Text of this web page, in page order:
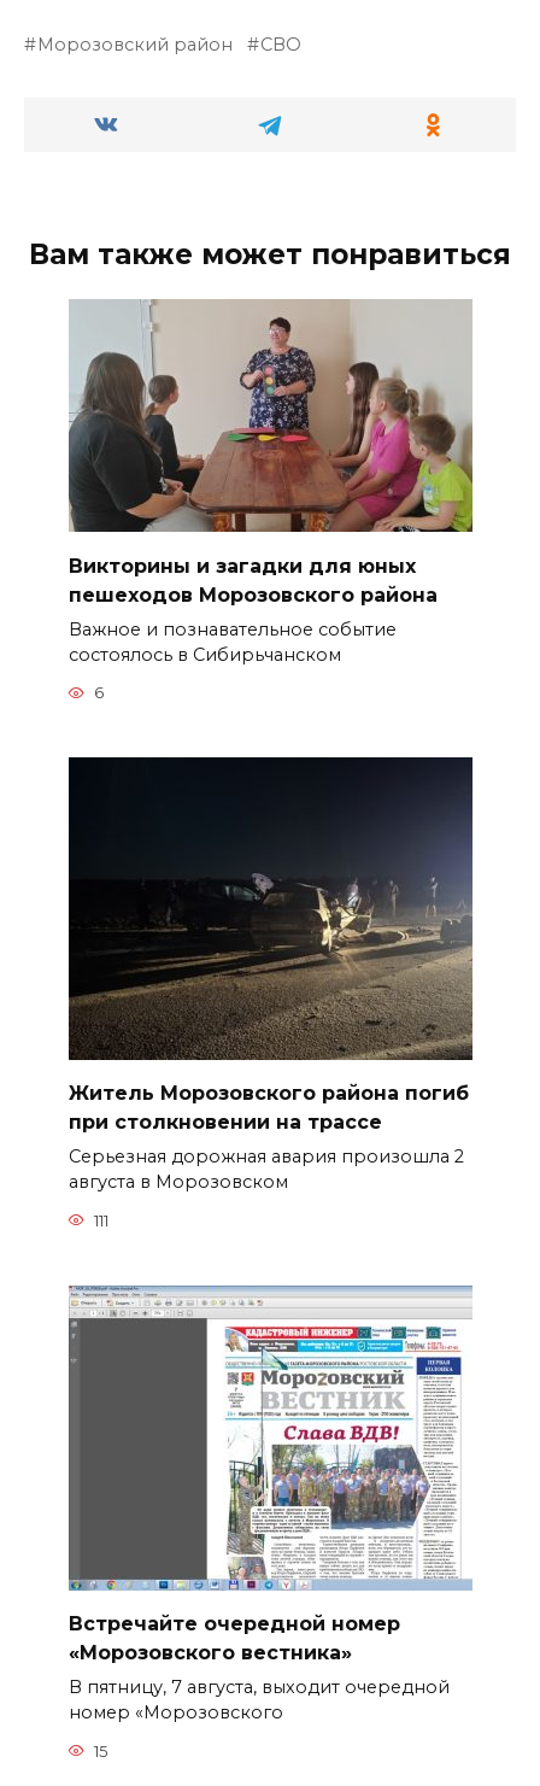
Морозовский район СВО
Вам также может понравиться
Викторины и загадки для юных
пешеходов Морозовского района
Важное и познавательное событие
состоялось в Сибирьчанском
6
Житель Морозовского района погиб
при столкновении на трассе
Серьезная дорожная авария произошла 2
августа в Морозовском
111
Встречайте очередной номер
«Морозовского вестника»
В пятницу, 7 августа, выходит очередной
номер «Морозовского
15